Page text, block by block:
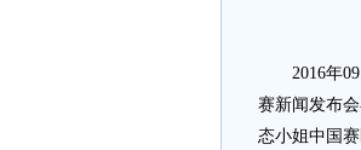
2016年09
赛新闻发布
态小姐中国